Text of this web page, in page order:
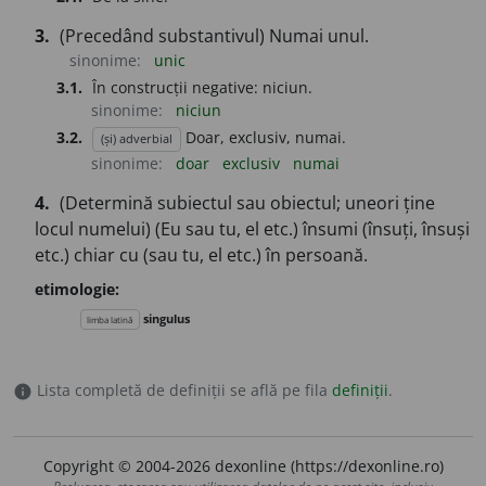
3. (Precedând substantivul) Numai unul.
sinonime:
unic
3.1. În construcții negative: niciun.
sinonime:
niciun
3.2.
(și) adverbial
Doar, exclusiv, numai.
sinonime:
doar exclusiv numai
4. (Determină subiectul sau obiectul; uneori ține
locul numelui) (Eu sau tu, el etc.) însumi (însuți, însuși
etc.) chiar cu (sau tu, el etc.) în persoană.
etimologie:
limba latină singulus
info Lista completă de definiții se află pe fila definiții.
Copyright © 2004-2026 dexonline (https://dexonline.ro)